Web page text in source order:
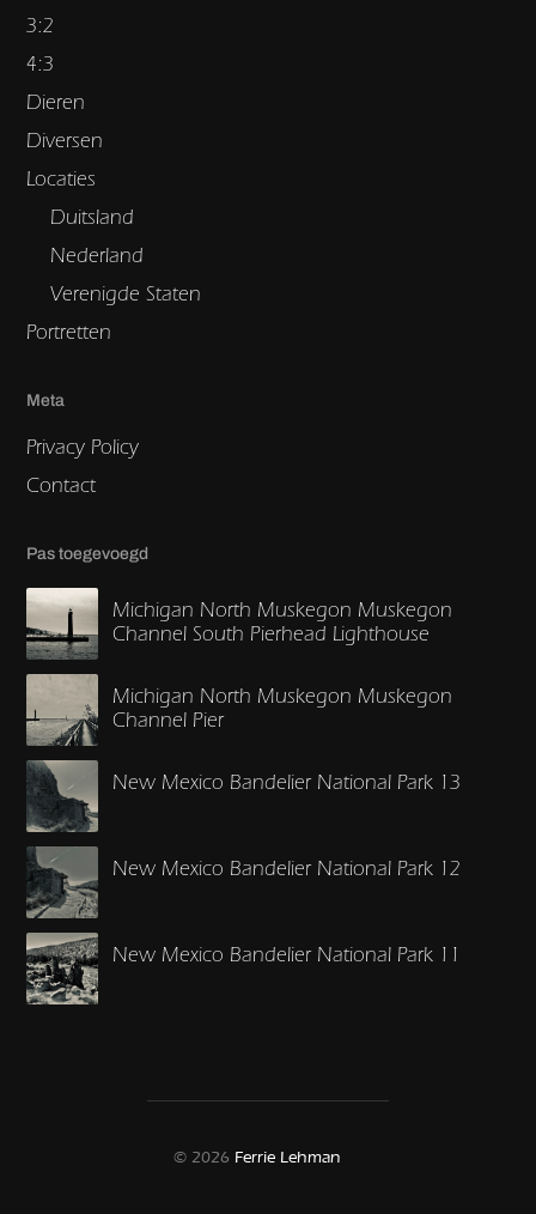
3:2
4:3
Dieren
Diversen
Locaties
Duitsland
Nederland
Verenigde Staten
Portretten
Meta
Privacy Policy
Contact
Pas toegevoegd
Michigan North Muskegon Muskegon
Channel South Pierhead Lighthouse
Michigan North Muskegon Muskegon
Channel Pier
New Mexico Bandelier National Park 13
New Mexico Bandelier National Park 12
New Mexico Bandelier National Park 11
© 2026 Ferrie Lehman